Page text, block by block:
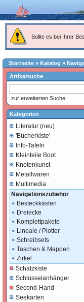
Sollte es bei Ihrer
Startseite » Katalog »
Artikelsuche
zur erweiterten Suche
Kategorien
Literatur (neu)
'Bücherkiste'
Info-Tafeln
Kleinteile Boot
Knotenkunst
Metallwaren
Multimedia
Navigationszubehör
Besteckkästen
Dreiecke
Komplettpakete
Lineale / Plotter
Schreibsets
Taschen & Mappen
Zirkel
Schatzkiste
Schlüsselanhänger
Second-Hand
Seekarten